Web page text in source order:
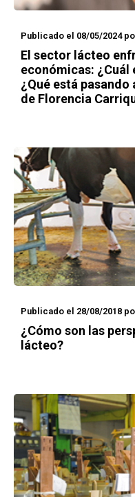
Publicado el 08/05/2024
El sector lácteo
económicas: ¿Cuál
¿Qué está
de Florencia
Publicado el 28/08/2018
¿Cómo son las
lácteo?